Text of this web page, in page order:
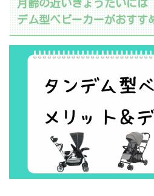
月齢の近いきょうだいには
デム型ベビーカーがおすす